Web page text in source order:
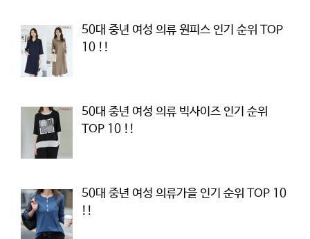
50대 중년 여성 의류 원피스 인기 순위 TOP
10 !!
50대 중년 여성 의류 빅사이즈 인기 순위
TOP 10 !!
50대 중년 여성 의류가을 인기 순위 TOP 10
!!